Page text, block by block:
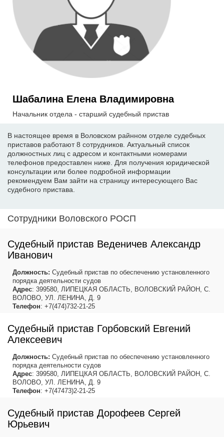
Шабалина Елена Владимировна
Начальник отдела - старший судебный пристав
В настоящее время в Воловском райнном отделе судебных
приставов работают 8 сотрудников. Актуальный список
должностных лиц с адресом и контактными номерами
телефонов предоставлен ниже. Для получения юридической
консультации или более подробной информации
рекомендуем Вам зайти на страницу интересующего Вас
судебного пристава.
Сотрудники Воловского РОСП
Судебный пристав Веденичев Александр
Иванович
Должность: Судебный пристав по обеспечению установленного
порядка деятельности судов
Адрес: 399580, ЛИПЕЦКАЯ ОБЛАСТЬ, ВОЛОВСКИЙ РАЙОН, С.
ВОЛОВО, УЛ. ЛЕНИНА, Д. 9
Телефон: +7(474)732-21-25
Судебный пристав Горбовский Евгений
Алексеевич
Должность: Судебный пристав по обеспечению установленного
порядка деятельности судов
Адрес: 399580, ЛИПЕЦКАЯ ОБЛАСТЬ, ВОЛОВСКИЙ РАЙОН, С.
ВОЛОВО, УЛ. ЛЕНИНА, Д. 9
Телефон: +7(47473)2-21-25
Судебный пристав Дорофеев Сергей
Юрьевич